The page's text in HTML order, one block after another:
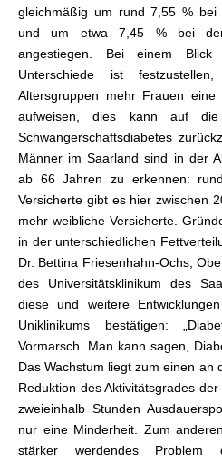
gleichmäßig um rund 7,55 % bei
und um etwa 7,45 % bei den
angestiegen. Bei einem Blick
Unterschiede ist
Altersgruppen mehr Frauen
aufweisen, dies kann auf
Schwangerschaftsdiabetes
Männer im Saarland sind in der
ab 66 Jahren zu erkennen:
Versicherte gibt es hier zwischen
mehr weibliche Versicherte.
in der unterschiedlichen
Dr. Bettina Friesenhahn-Ochs,
des Universitätsklinikum des
diese und weitere
Uniklinikums bestätigen:
Vormarsch. Man kann sagen,
Das Wachstum liegt zum einen an
Reduktion des Aktivitätsgrades
zweieinhalb Stunden
nur eine Minderheit. Zum
stärker werdendes